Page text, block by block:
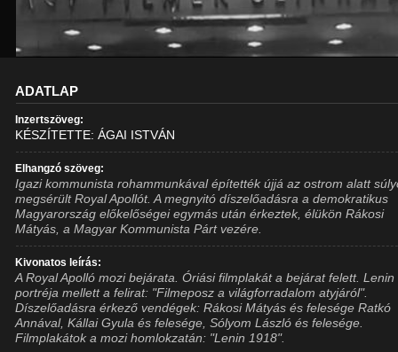
ADATLAP
Inzertszöveg:
KÉSZÍTETTE: ÁGAI ISTVÁN
Elhangzó szöveg:
Igazi kommunista rohammunkával építették újjá az ostrom alatt
megsérült Royal Apollót. A megnyitó díszelőadásra a demokratikus
Magyarország előkelőségei egymás után érkeztek, élükön Rákosi
Mátyás, a Magyar Kommunista Párt vezére.
Kivonatos leírás:
A Royal Apolló mozi bejárata. Óriási filmplakát a bejárat felett. Lenin
portréja mellett a felirat: "Filmeposz a világforradalom atyjáról".
Díszelőadásra érkező vendégek: Rákosi Mátyás és felesége Ratkó
Annával, Kállai Gyula és felesége, Sólyom László és felesége.
Filmplakátok a mozi homlokzatán: "Lenin 1918".